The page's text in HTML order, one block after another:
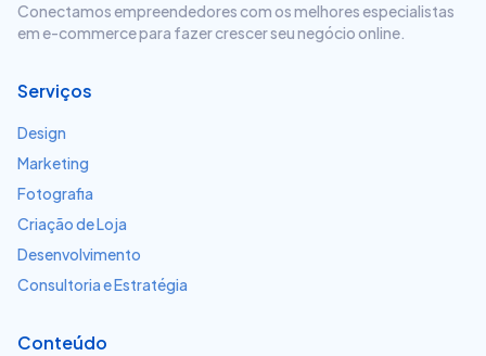
Conectamos empreendedores com os melhores especialistas
em e-commerce para fazer crescer seu negócio online.
Serviços
Design
Marketing
Fotografia
Criação de Loja
Desenvolvimento
Consultoria e Estratégia
Conteúdo